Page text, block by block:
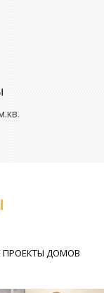
ПРОЕКТЫ ДОМОВ